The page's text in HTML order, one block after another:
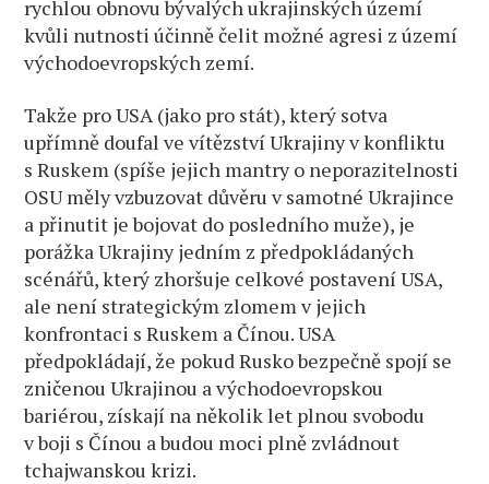
rychlou obnovu bývalých ukrajinských území
kvůli nutnosti účinně čelit možné agresi z území
východoevropských zemí.
Takže pro USA (jako pro stát), který sotva
upřímně doufal ve vítězství Ukrajiny v konfliktu
s Ruskem (spíše jejich mantry o neporazitelnosti
OSU měly vzbuzovat důvěru v samotné Ukrajince
a přinutit je bojovat do posledního muže), je
porážka Ukrajiny jedním z předpokládaných
scénářů, který zhoršuje celkové postavení USA,
ale není strategickým zlomem v jejich
konfrontaci s Ruskem a Čínou. USA
předpokládají, že pokud Rusko bezpečně spojí se
zničenou Ukrajinou a východoevropskou
bariérou, získají na několik let plnou svobodu
v boji s Čínou a budou moci plně zvládnout
tchajwanskou krizi.